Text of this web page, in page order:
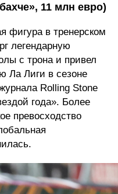
11 млн евро)
фигура в тренерском
легендарную
с трона и привел
Ла Лиги в сезоне
Rolling Stone
года». Более
превосходство